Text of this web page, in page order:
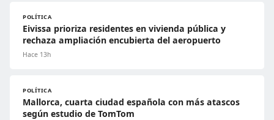
POLÍTICA
Eivissa prioriza residentes en vivienda pública y
rechaza ampliación encubierta del aeropuerto
Hace 13h
POLÍTICA
Mallorca, cuarta ciudad española con más atascos
según estudio de TomTom